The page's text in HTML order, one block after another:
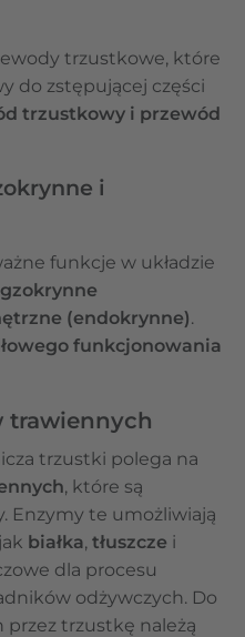
trzustkowe, które
do zstępującej części
trzustkowy i przewód
i
funkcje w układzie
(endokrynne).
funkcjonowania
trawiennych
trzustki polega na
, które są
Enzymy te umożliwiają
białka, tłuszcze i
dla procesu
odżywczych. Do
trzustkę należą